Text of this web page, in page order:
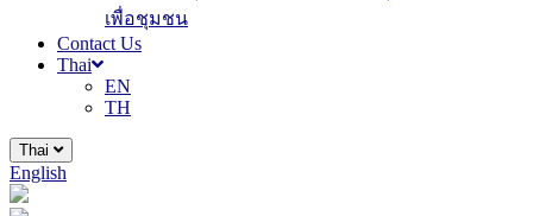
เพื่อชุมชน
Contact Us
Thai
EN
TH
Thai
English